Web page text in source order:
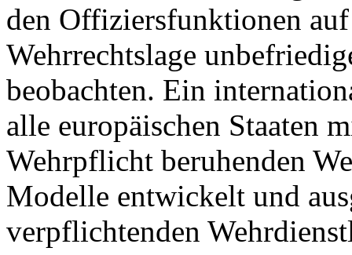
den Offiziersfunktionen
Wehrrechtslage
beobachten. Ein
alle europäischen Staaten
Wehrpflicht beruhenden
Modelle entwickelt und
verpflichtenden